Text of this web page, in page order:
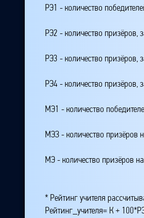
РЭ1 - количество
РЭ2 - количество призёров,
РЭ3 - количество призёров,
РЭ4 - количество призёров,
МЭ1 - количество
МЭЗ - количество призёров
МЭ - количество призёров
* Рейтинг учителя
Рейтинг_учителя= К +